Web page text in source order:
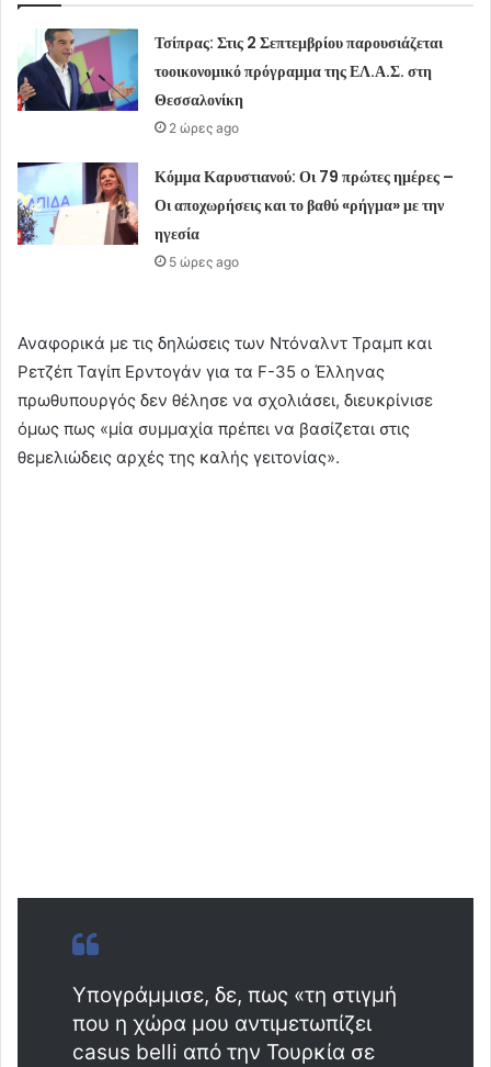
Τσίπρας: Στις 2 Σεπτεμβρίου παρουσιάζεται
τοοικονομικό πρόγραμμα της ΕΛ.Α.Σ. στη
Θεσσαλονίκη
2 ώρες ago
Κόμμα Καρυστιανού: Οι 79 πρώτες ημέρες –
Οι αποχωρήσεις και το βαθύ «ρήγμα» με την
ηγεσία
5 ώρες ago
Αναφορικά με τις δηλώσεις των Ντόναλντ Τραμπ και
Ρετζέπ Ταγίπ Ερντογάν για τα F-35 ο Έλληνας
πρωθυπουργός δεν θέλησε να σχολιάσει, διευκρίνισε
όμως πως «μία συμμαχία πρέπει να βασίζεται στις
θεμελιώδεις αρχές της καλής γειτονίας».
Υπογράμμισε, δε, πως «τη στιγμή
που η χώρα μου αντιμετωπίζει
casus belli από την Τουρκία σε